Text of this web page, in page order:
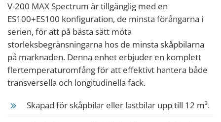
V-200 MAX Spectrum är tillgänglig med en
ES100+ES100 konfiguration, de minsta förångarna i
serien, för att på bästa sätt möta
storleksbegränsningarna hos de minsta skåpbilarna
på marknaden. Denna enhet erbjuder en komplett
flertemperaturomfång för att effektivt hantera både
transversella och longitudinella fack.
Skapad för skåpbilar eller lastbilar upp till 12 m³.